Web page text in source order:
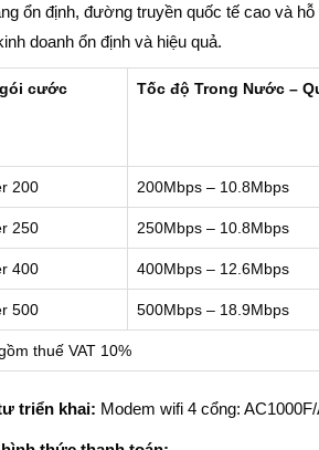
ổn định, đường truyền quốc tế cao và
doanh ổn định và hiệu quả.
cước Tốc độ Trong Nước –
200 200Mbps – 10.8Mbps
250 250Mbps – 10.8Mbps
400 400Mbps – 12.6Mbps
500 500Mbps – 18.9Mbps
thuế VAT 10%
triển khai: Modem wifi 4 cổng: